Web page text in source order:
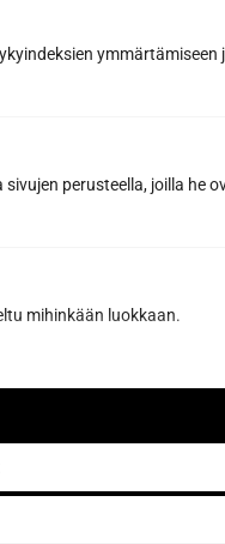
ymmärtämiseen
perusteella, joilla he
mihinkään luokkaan.
our Privacy Policy.